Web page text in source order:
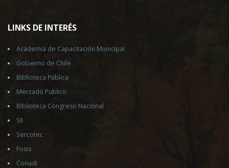
LINKS DE INTERÉS
Academia de Capacitación Municipal
Gobierno de Chile
Biblioteca Pública
Mercado Publico
Biblioteca Congreso Nacional
SII
Sercotec
Fosis
Conadi